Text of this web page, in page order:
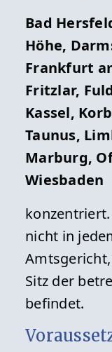
Bad
Höhe,
Frankfurt
Fritzlar,
Kassel,
Taunus,
Marburg,
Wiesbaden
nicht in
Sitz der
befindet.